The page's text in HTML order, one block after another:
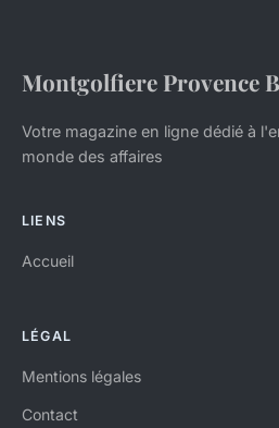
Montgolfiere Provence
Votre magazine en ligne dédié à
monde des affaires
LIENS
Accueil
LÉGAL
Mentions légales
Contact